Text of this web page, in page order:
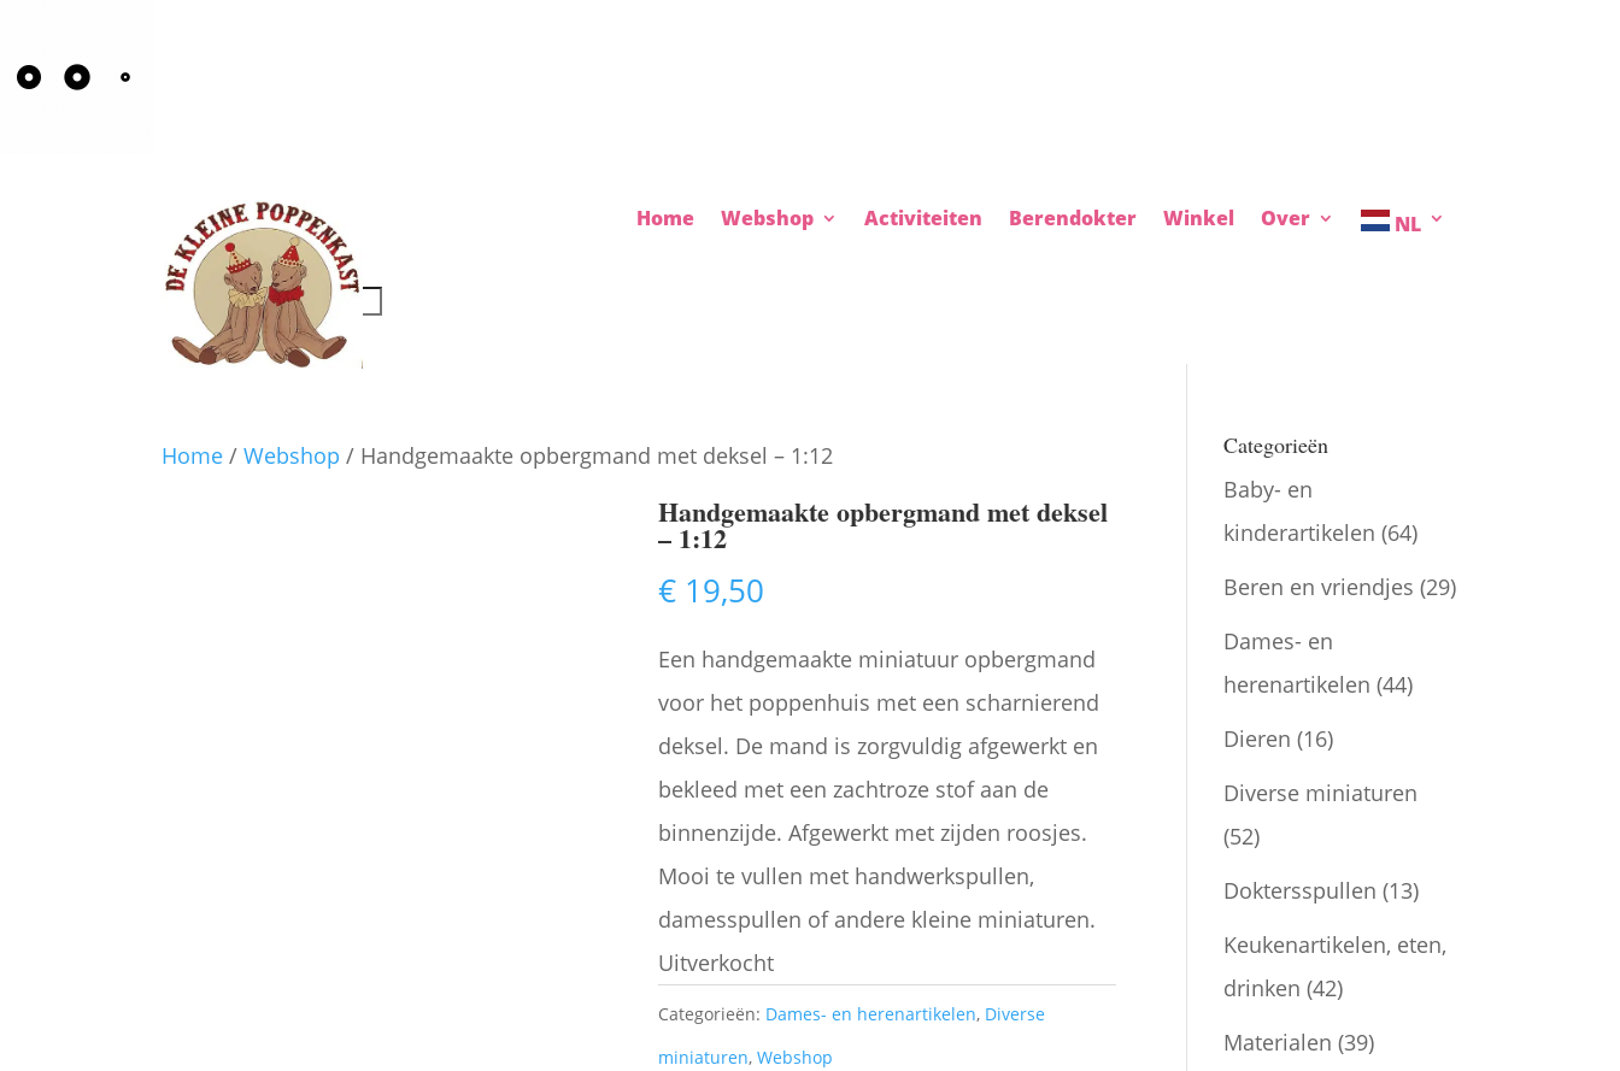
Home Webshop Activiteiten Berendokter Winkel Over NL
Producten
zoeken
Product zoeken
Home /Webshop / Handgemaakte opbergmand met deksel – 1:12
Handgemaakte opbergmand met deksel
– 1:12
€ 19,50
Een handgemaakte miniatuur opbergmand
voor het poppenhuis met een scharnierend
deksel. De mand is zorgvuldig afgewerkt en
bekleed met een zachtroze stof aan de
binnenzijde. Afgewerkt met zijden roosjes.
Mooi te vullen met handwerkspullen,
damesspullen of andere kleine miniaturen.
Uitverkocht
Categorieën: Dames- en herenartikelen, Diverse
miniaturen,Webshop
Categorieën
Baby- en
kinderartikelen (64)
Beren en vriendjes (29)
Dames- en
herenartikelen (44)
Dieren (16)
Diverse miniaturen
(52)
Doktersspullen (13)
Keukenartikelen, eten,
drinken (42)
Materialen (39)